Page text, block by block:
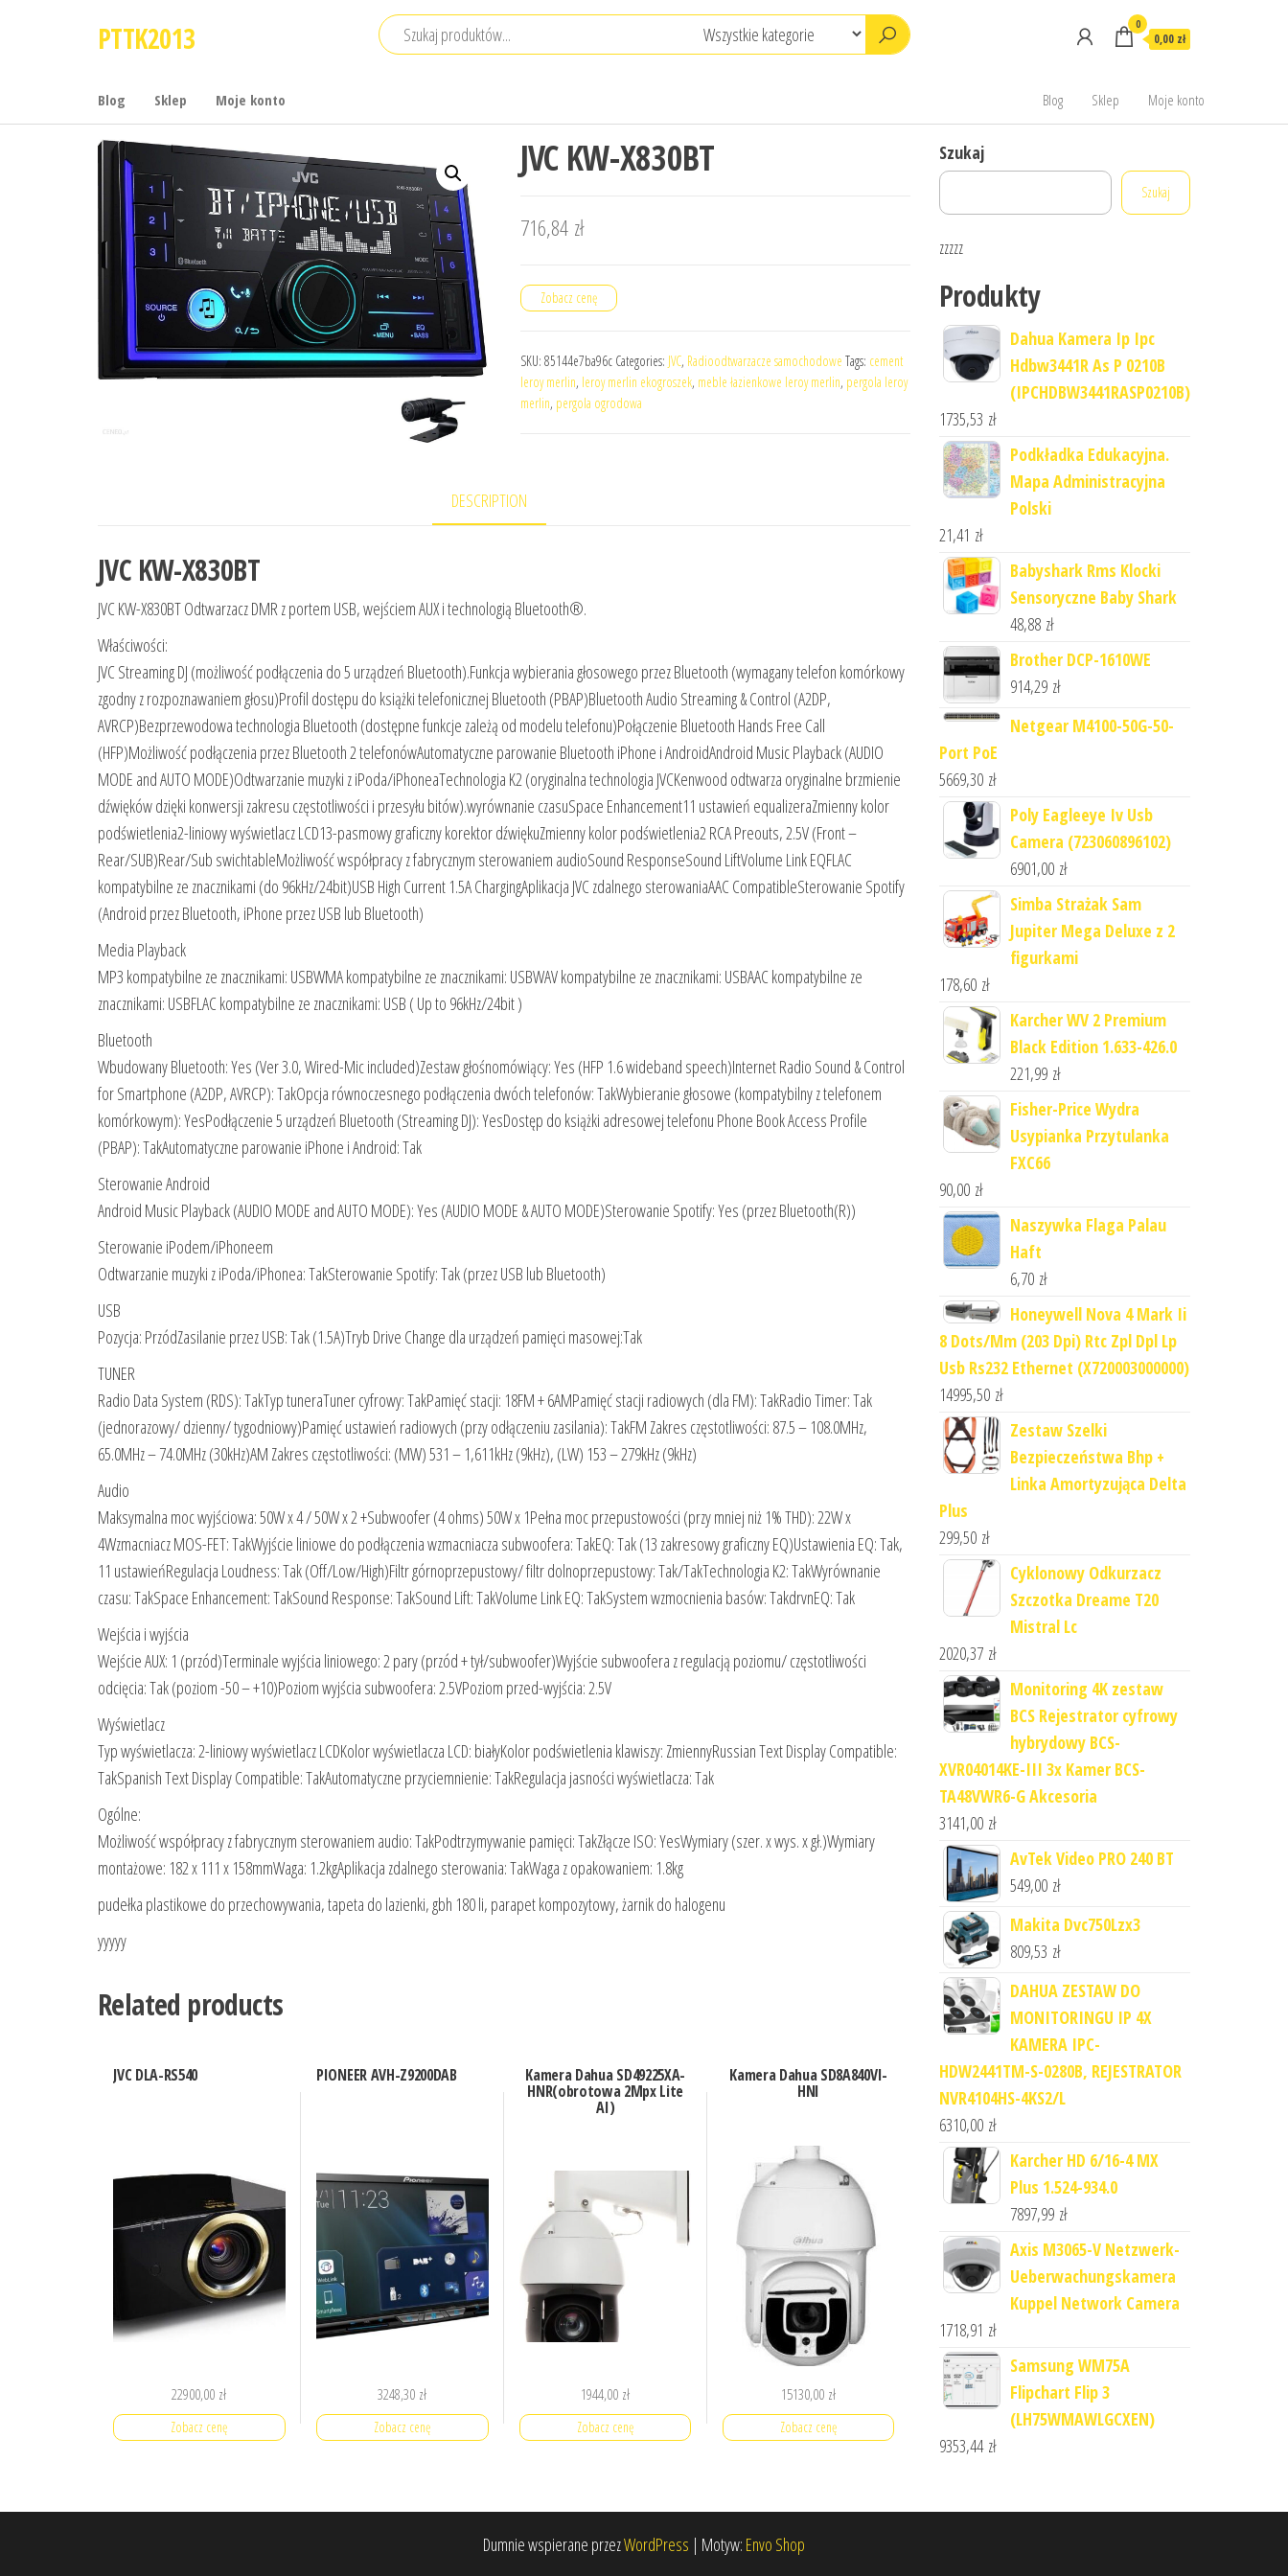
PTTK2013 0
0,00 zł
Blog Sklep Moje konto Blog Sklep Moje konto
JVC KW-X830BT
716,84 zł
Zobacz cenę
SKU: 85144e7ba96c Categories: JVC, Radioodtwarzacze samochodowe Tags: cement
leroy merlin, leroy merlin ekogroszek, meble łazienkowe leroy merlin, pergola leroy
merlin, pergola ogrodowa
DESCRIPTION
JVC KW-X830BT
JVC KW-X830BT Odtwarzacz DMR z portem USB, wejściem AUX i technologią Bluetooth®.
Właściwości:
JVC Streaming DJ (możliwość podłączenia do 5 urządzeń Bluetooth).Funkcja wybierania głosowego przez Bluetooth (wymagany telefon komórkowy
zgodny z rozpoznawaniem głosu)Profil dostępu do książki telefonicznej Bluetooth (PBAP)Bluetooth Audio Streaming & Control (A2DP,
AVRCP)Bezprzewodowa technologia Bluetooth (dostępne funkcje zależą od modelu telefonu)Połączenie Bluetooth Hands Free Call
(HFP)Możliwość podłączenia przez Bluetooth 2 telefonówAutomatyczne parowanie Bluetooth iPhone i AndroidAndroid Music Playback (AUDIO
MODE and AUTO MODE)Odtwarzanie muzyki z iPoda/iPhoneaTechnologia K2 (oryginalna technologia JVCKenwood odtwarza oryginalne brzmienie
dźwięków dzięki konwersji zakresu częstotliwości i przesyłu bitów).wyrównanie czasuSpace Enhancement11 ustawień equalizeraZmienny kolor
podświetlenia2-liniowy wyświetlacz LCD13-pasmowy graficzny korektor dźwiękuZmienny kolor podświetlenia2 RCA Preouts, 2.5V (Front –
Rear/SUB)Rear/Sub swichtableMożliwość współpracy z fabrycznym sterowaniem audioSound ResponseSound LiftVolume Link EQFLAC
kompatybilne ze znacznikami (do 96kHz/24bit)USB High Current 1.5A ChargingAplikacja JVC zdalnego sterowaniaAAC CompatibleSterowanie Spotify
(Android przez Bluetooth, iPhone przez USB lub Bluetooth)
Media Playback
MP3 kompatybilne ze znacznikami: USBWMA kompatybilne ze znacznikami: USBWAV kompatybilne ze znacznikami: USBAAC kompatybilne ze
znacznikami: USBFLAC kompatybilne ze znacznikami: USB ( Up to 96kHz/24bit )
Bluetooth
Wbudowany Bluetooth: Yes (Ver 3.0, Wired-Mic included)Zestaw głośnomówiący: Yes (HFP 1.6 wideband speech)Internet Radio Sound & Control
for Smartphone (A2DP, AVRCP): TakOpcja równoczesnego podłączenia dwóch telefonów: TakWybieranie głosowe (kompatybilny z telefonem
komórkowym): YesPodłączenie 5 urządzeń Bluetooth (Streaming DJ): YesDostęp do książki adresowej telefonu Phone Book Access Profile
(PBAP): TakAutomatyczne parowanie iPhone i Android: Tak
Sterowanie Android
Android Music Playback (AUDIO MODE and AUTO MODE): Yes (AUDIO MODE & AUTO MODE)Sterowanie Spotify: Yes (przez Bluetooth(R))
Sterowanie iPodem/iPhoneem
Odtwarzanie muzyki z iPoda/iPhonea: TakSterowanie Spotify: Tak (przez USB lub Bluetooth)
USB
Pozycja: PrzódZasilanie przez USB: Tak (1.5A)Tryb Drive Change dla urządzeń pamięci masowej:Tak
TUNER
Radio Data System (RDS): TakTyp tuneraTuner cyfrowy: TakPamięć stacji: 18FM + 6AMPamięć stacji radiowych (dla FM): TakRadio Timer: Tak
(jednorazowy/ dzienny/ tygodniowy)Pamięć ustawień radiowych (przy odłączeniu zasilania): TakFM Zakres częstotliwości: 87.5 – 108.0MHz,
65.0MHz – 74.0MHz (30kHz)AM Zakres częstotliwości: (MW) 531 – 1,611kHz (9kHz), (LW) 153 – 279kHz (9kHz)
Audio
Maksymalna moc wyjściowa: 50W x 4 / 50W x 2 +Subwoofer (4 ohms) 50W x 1Pełna moc przepustowości (przy mniej niż 1% THD): 22W x
4Wzmacniacz MOS-FET: TakWyjście liniowe do podłączenia wzmacniacza subwoofera: TakEQ: Tak (13 zakresowy graficzny EQ)Ustawienia EQ: Tak,
11 ustawieńRegulacja Loudness: Tak (Off/Low/High)Filtr górnoprzepustowy/ filtr dolnoprzepustowy: Tak/TakTechnologia K2: TakWyrównanie
czasu: TakSpace Enhancement: TakSound Response: TakSound Lift: TakVolume Link EQ: TakSystem wzmocnienia basów: TakdrvnEQ: Tak
Wejścia i wyjścia
Wejście AUX: 1 (przód)Terminale wyjścia liniowego: 2 pary (przód + tył/subwoofer)Wyjście subwoofera z regulacją poziomu/ częstotliwości
odcięcia: Tak (poziom -50 – +10)Poziom wyjścia subwoofera: 2.5VPoziom przed-wyjścia: 2.5V
Wyświetlacz
Typ wyświetlacza: 2-liniowy wyświetlacz LCDKolor wyświetlacza LCD: białyKolor podświetlenia klawiszy: ZmiennyRussian Text Display Compatible:
TakSpanish Text Display Compatible: TakAutomatyczne przyciemnienie: TakRegulacja jasności wyświetlacza: Tak
Ogólne:
Możliwość współpracy z fabrycznym sterowaniem audio: TakPodtrzymywanie pamięci: TakZłącze ISO: YesWymiary (szer. x wys. x gł.)Wymiary
montażowe: 182 x 111 x 158mmWaga: 1.2kgAplikacja zdalnego sterowania: TakWaga z opakowaniem: 1.8kg
pudełka plastikowe do przechowywania, tapeta do lazienki, gbh 180 li, parapet kompozytowy, żarnik do halogenu
yyyyy
Related products
JVC DLA-RS540
22900,00 zł
Zobacz cenę
PIONEER AVH-Z9200DAB
3248,30 zł
Zobacz cenę
Kamera Dahua SD49225XA-
HNR(obrotowa 2Mpx Lite
AI)
1944,00 zł
Zobacz cenę
Kamera Dahua SD8A840VI-
HNI
15130,00 zł
Zobacz cenę
Szukaj
Szukaj
zzzzz
Produkty
Dahua Kamera Ip Ipc
Hdbw3441R As P 0210B
(IPCHDBW3441RASP0210B)
1735,53 zł
Podkładka Edukacyjna.
Mapa Administracyjna
Polski
21,41 zł
Babyshark Rms Klocki
Sensoryczne Baby Shark
48,88 zł
Brother DCP-1610WE
914,29 zł
Netgear M4100-50G-50-
Port PoE
5669,30 zł
Poly Eagleeye Iv Usb
Camera (723060896102)
6901,00 zł
Simba Strażak Sam
Jupiter Mega Deluxe z 2
figurkami
178,60 zł
Karcher WV 2 Premium
Black Edition 1.633-426.0
221,99 zł
Fisher-Price Wydra
Usypianka Przytulanka
FXC66
90,00 zł
Naszywka Flaga Palau
Haft
6,70 zł
Honeywell Nova 4 Mark Ii
8 Dots/Mm (203 Dpi) Rtc Zpl Dpl Lp
Usb Rs232 Ethernet (X720003000000)
14995,50 zł
Zestaw Szelki
Bezpieczeństwa Bhp +
Linka Amortyzująca Delta
Plus
299,50 zł
Cyklonowy Odkurzacz
Szczotka Dreame T20
Mistral Lc
2020,37 zł
Monitoring 4K zestaw
BCS Rejestrator cyfrowy
hybrydowy BCS-
XVR04014KE-III 3x Kamer BCS-
TA48VWR6-G Akcesoria
3141,00 zł
AvTek Video PRO 240 BT
549,00 zł
Makita Dvc750Lzx3
809,53 zł
DAHUA ZESTAW DO
MONITORINGU IP 4X
KAMERA IPC-
HDW2441TM-S-0280B, REJESTRATOR
NVR4104HS-4KS2/L
6310,00 zł
Karcher HD 6/16-4 MX
Plus 1.524-934.0
7897,99 zł
Axis M3065-V Netzwerk-
Ueberwachungskamera
Kuppel Network Camera
1718,91 zł
Samsung WM75A
Flipchart Flip 3
(LH75WMAWLGCXEN)
9353,44 zł
Dumnie wspierane przezWordPress | Motyw: Envo Shop